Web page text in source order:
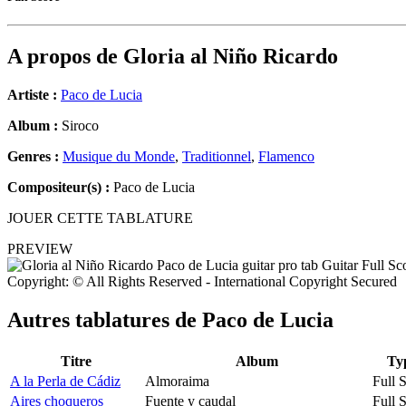
A propos de Gloria al Niño Ricardo
Artiste : Paco de Lucia
Album : Siroco
Genres : Musique du Monde, Traditionnel, Flamenco
Compositeur(s) : Paco de Lucia
JOUER CETTE TABLATURE
PREVIEW
Copyright: © All Rights Reserved - International Copyright Secured
Autres tablatures de Paco de Lucia
Titre Album
A la Perla de Cádiz
Almoraima
Full
Aires choqueros
Fuente y caudal
Full